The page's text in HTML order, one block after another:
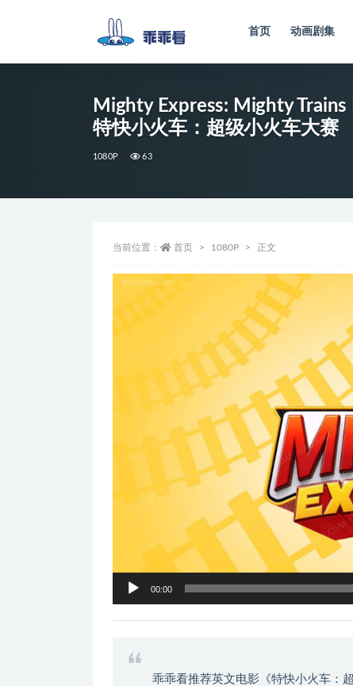
首页 动画剧集
Mighty Express: Mighty Trains
特快小火车：超级小火车大赛
1080P 63
当前位置： 首页 1080P 正文
视
播
00:00
乖乖看推荐英文电影《特快小火车：